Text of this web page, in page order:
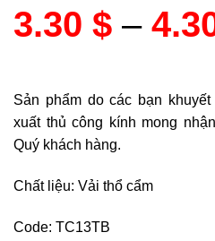
3.30 $ –
Sản phẩm do các bạn
xuất thủ công kính mong
Quý khách hàng.
Chất liệu: Vải thổ cẩm
Code: TC13TB